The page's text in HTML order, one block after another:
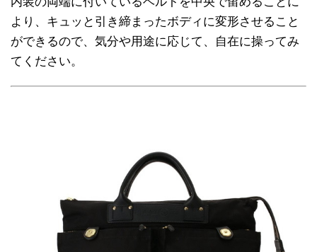
より、キュッと引き締まったボディに変形させること
ができるので、気分や用途に応じて、自在に操ってみ
てください。